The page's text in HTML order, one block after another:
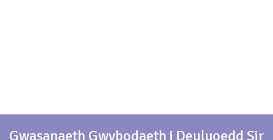
Gwasanaeth Gwybodaeth i Deuluoedd Sir